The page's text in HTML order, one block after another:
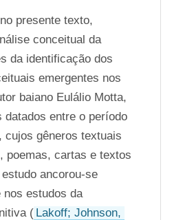
presente texto,
resultados da análise conceitual da
da identificação dos
emergentes nos
baiano Eulálio Motta,
datados entre o período
cujos gêneros textuais
poemas, cartas e textos
ancorou-se
nos estudos da
( Lakoff; Johnson,